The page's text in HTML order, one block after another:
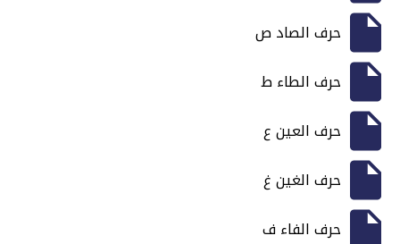
حرف الصاد ص
حرف الطاء ط
حرف العين ع
حرف الغين غ
حرف الفاء ف